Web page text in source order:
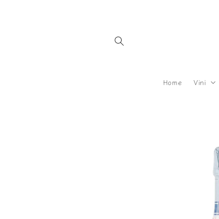
Home Vini